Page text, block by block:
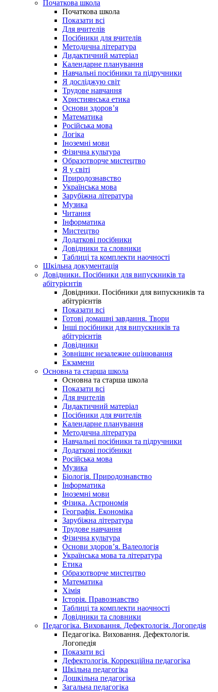
Початкова школа
Початкова школа
Показати всі
Для вчителів
Посібники для вчителів
Методична література
Дидактичний матеріал
Календарне планування
Навчальні посібники та підручники
Я досліджую світ
Трудове навчання
Християнська етика
Основи здоров’я
Математика
Російська мова
Логіка
Іноземні мови
Фізична культура
Образотворче мистецтво
Я у світі
Природознавство
Українська мова
Зарубіжна література
Музика
Читання
Інформатика
Мистецтво
Додаткові посібники
Довідники та словники
Таблиці та комплекти наочності
Шкільна документація
Довідники. Посібники для випускників та
абітурієнтів
Довідники. Посібники для випускників та
абітурієнтів
Показати всі
Готові домашні завдання. Твори
Інші посібники для випускників та
абітурієнтів
Довідники
Зовнішнє незалежне оцінювання
Екзамени
Основна та старша школа
Основна та старша школа
Показати всі
Для вчителів
Дидактичний матеріал
Посібники для вчителів
Календарне планування
Методична література
Навчальні посібники та підручники
Додаткові посібники
Російська мова
Музика
Біологія. Природознавство
Інформатика
Іноземні мови
Фізика. Астрономія
Географія. Економіка
Зарубіжна література
Трудове навчання
Фізична культура
Основи здоров’я. Валеологія
Українська мова та література
Етика
Образотворче мистецтво
Математика
Хімія
Історія. Правознавство
Таблиці та комплекти наочності
Довідники та словники
Педагогіка. Виховання. Дефектологія. Логопедія
Педагогіка. Виховання. Дефектологія.
Логопедія
Показати всі
Дефектологія. Коррекційна педагогіка
Шкільна педагогіка
Дошкільна педагогіка
Загальна педагогіка